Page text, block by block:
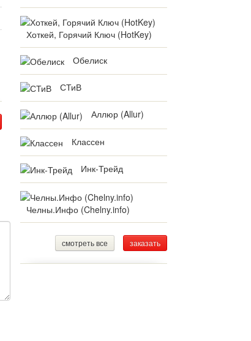
Хоткей, Горячий Ключ (HotKey)
Обелиск
СТиВ
Аллюр (Allur)
Классен
Инк-Трейд
Челны.Инфо (Chelny.info)
смотреть все заказать